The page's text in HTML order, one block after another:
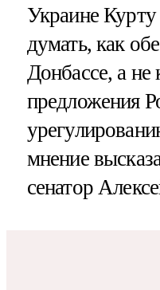
Украине
думать, как
Донбассе, а не
предложения
мнение
сенатор